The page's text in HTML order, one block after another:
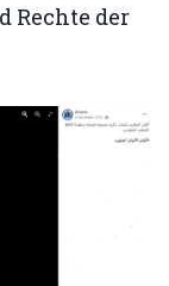
Rechte der